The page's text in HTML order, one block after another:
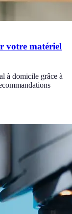
votre matériel
à domicile grâce à